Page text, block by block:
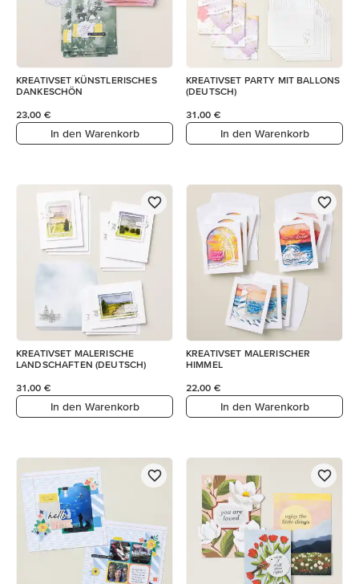
KREATIVSET KÜNSTLERISCHES
DANKESCHÖN
23,00 €
In den Warenkorb
KREATIVSET PARTY MIT BALLONS
(DEUTSCH)
31,00 €
In den Warenkorb
KREATIVSET MALERISCHE
LANDSCHAFTEN (DEUTSCH)
31,00 €
In den Warenkorb
KREATIVSET MALERISCHER
HIMMEL
22,00 €
In den Warenkorb